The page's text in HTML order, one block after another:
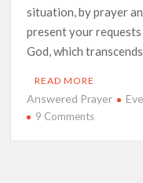
situation, by prayer
present your
God, which
READ MORE
Answered Prayer
9 Commentson